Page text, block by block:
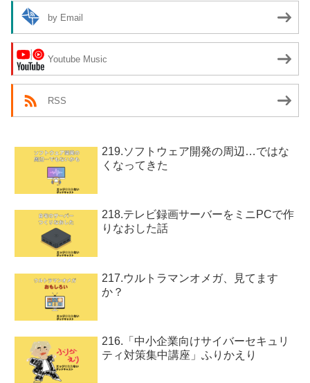
by Email
Youtube Music
RSS
219.ソフトウェア開発の周辺…ではな
くなってきた
218.テレビ録画サーバーをミニPCで作
りなおした話
217.ウルトラマンオメガ、見てます
か？
216.「中小企業向けサイバーセキュリ
ティ対策集中講座」ふりかえり